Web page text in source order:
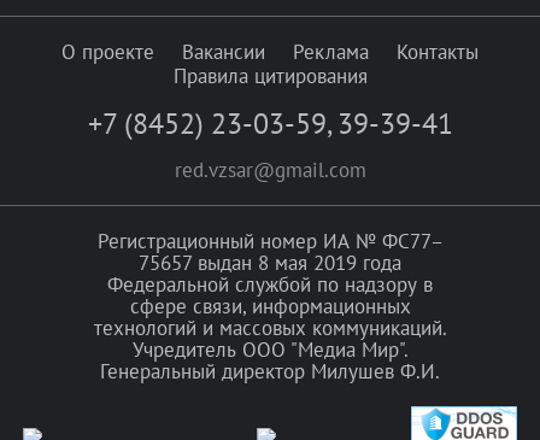
О проекте Вакансии Реклама
Контакты
Правила цитирования
+7 (8452) 23-03-59, 39-39-41
red.vzsar@gmail.com
Регистрационный номер ИА № ФС77–
75657 выдан 8 мая 2019 года
Федеральной службой по надзору в
сфере связи, информационных
технологий и массовых коммуникаций.
Учредитель ООО "Медиа Мир".
Генеральный директор Милушев Ф.И.